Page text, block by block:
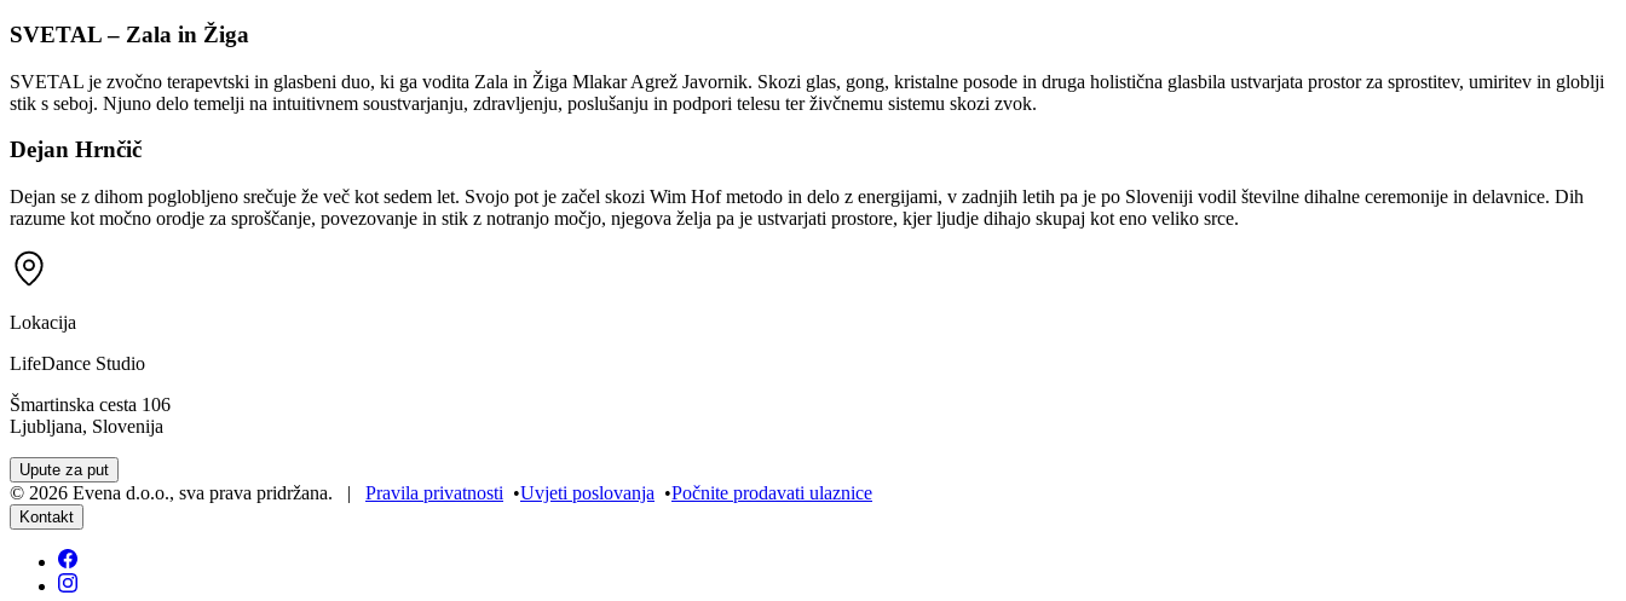
SVETAL – Zala in Žiga
SVETAL je zvočno terapevtski in glasbeni duo, ki ga vodita Zala in Žiga Mlakar Agrež Javornik. Skozi glas, gong, kristalne posode in druga holistična glasbila ustvarjata prostor za sprostitev, umiritev in globlji
stik s seboj. Njuno delo temelji na intuitivnem soustvarjanju, zdravljenju, poslušanju in podpori telesu ter živčnemu sistemu skozi zvok.
Dejan Hrnčič
Dejan se z dihom poglobljeno srečuje že več kot sedem let. Svojo pot je začel skozi Wim Hof metodo in delo z energijami, v zadnjih letih pa je po Sloveniji vodil številne dihalne ceremonije in delavnice. Dih
razume kot močno orodje za sproščanje, povezovanje in stik z notranjo močjo, njegova želja pa je ustvarjati prostore, kjer ljudje dihajo skupaj kot eno veliko srce.
Lokacija
LifeDance Studio
Šmartinska cesta 106
Ljubljana, Slovenija
Upute za put
© 2026 Evena d.o.o., sva prava pridržana. | Pravila privatnosti •Uvjeti poslovanja •Počnite prodavati ulaznice
Kontakt